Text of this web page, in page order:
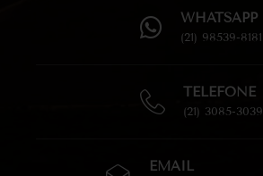
WHATSAPP
(21) 98539-8181
TELEFONE
(21) 3085-3039
EMAIL